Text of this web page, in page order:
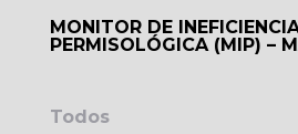
MONITOR DE
PERMISOLÓGICA (MIP) –
Todos